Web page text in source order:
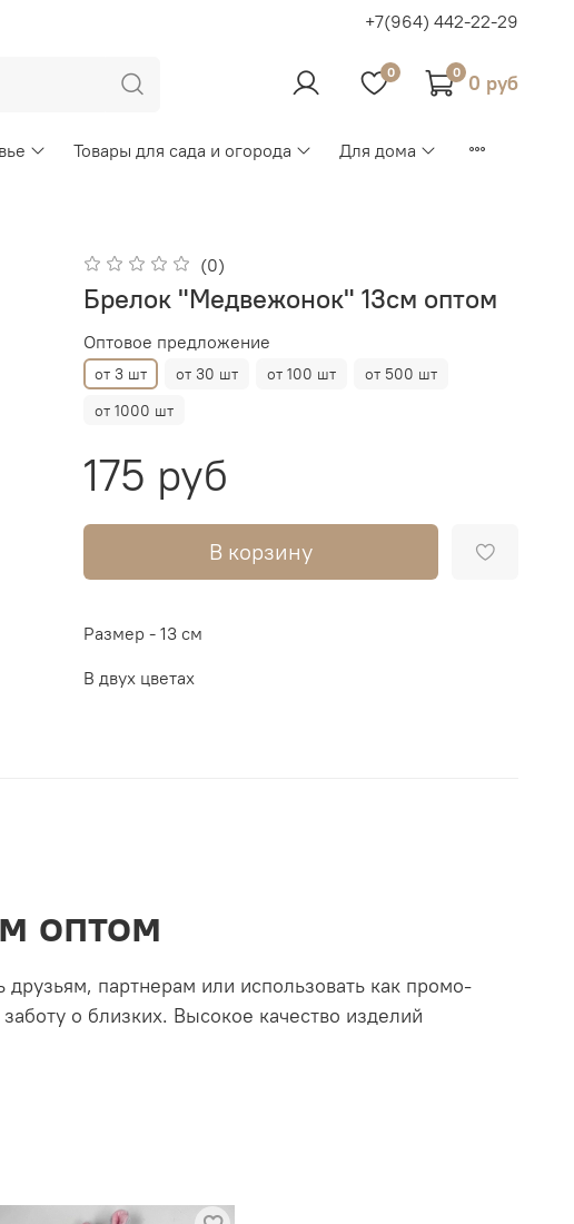
+7(964) 442-22-29
0 0 0 руб
Товары для сада и огорода Для дома
(0)
Брелок "Медвежонок" 13см оптом
Оптовое предложение
от 3 шт от 30 шт от 100 шт
от 500 шт
от 1000 шт
175 руб
В корзину
Размер - 13 см
В двух цветах
оптом
партнерам или использовать как промо-
о близких. Высокое качество изделий